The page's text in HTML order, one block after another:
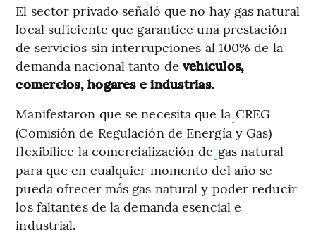
El sector privado señaló que no hay gas natural
local suficiente que garantice una prestación
de servicios sin interrupciones al 100% de la
demanda nacional tanto de vehículos,
comercios, hogares e industrias.
Manifestaron que se necesita que la CREG
(Comisión de Regulación de Energía y Gas)
flexibilice la comercialización de gas natural
para que en cualquier momento del año se
pueda ofrecer más gas natural y poder reducir
los faltantes de la demanda esencial e
industrial.